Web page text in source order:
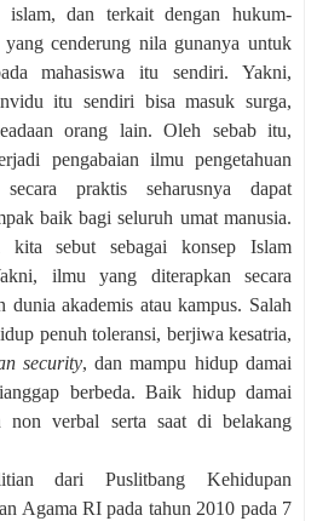
dan terkait dengan hukum-
cenderung nila gunanya untuk
mahasiswa itu sendiri. Yakni,
itu sendiri bisa masuk surga,
orang lain. Oleh sebab itu,
pengabaian ilmu pengetahuan
praktis seharusnya dapat
baik bagi seluruh umat manusia.
kita sebut sebagai konsep Islam
ilmu yang diterapkan secara
dunia akademis atau kampus. Salah
penuh toleransi, berjiwa kesatria,
security, dan mampu hidup damai
berbeda. Baik hidup damai
non verbal serta saat di belakang
dari Puslitbang Kehidupan
Agama RI pada tahun 2010 pada 7